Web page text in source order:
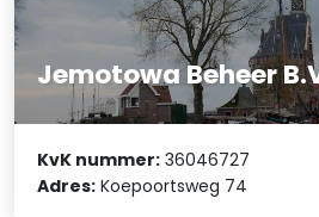
Jemotowa Beheer
KvK nummer: 36046727
Adres: Koepoortsweg 74